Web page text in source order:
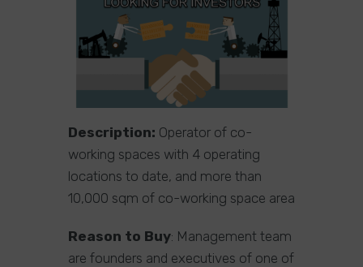
Description: Operator of co-
working spaces with 4 operating
locations to date, and more than
10,000 sqm of co-working space area
Reason to Buy: Management team
are founders and executives of one of